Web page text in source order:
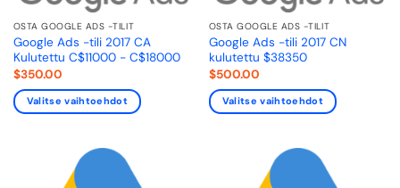
OSTA GOOGLE ADS -TILIT
Google Ads -tili 2017 CA
Kulutettu C$11000 - C$18000
$350.00
Valitse vaihtoehdot
OSTA GOOGLE ADS -TILIT
Google Ads -tili 2017 CN
kulutettu $38350
$500.00
Valitse vaihtoehdot